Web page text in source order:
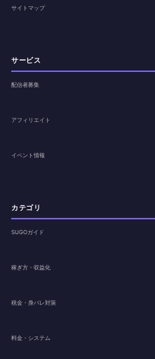
サイトマップ
サービス
配信者募集
アフィリエイト
イベント情報
カテゴリ
SUGOガイド
稼ぎ方・収益化
税金・身バレ対策
料金・システム